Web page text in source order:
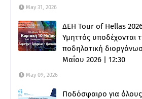
May 31, 2026
ΔΕΗ Tour of Hellas
Υμηττός υποδέχονται
ποδηλατική
Μαΐου 2026 | 12:30
May 09, 2026
Ποδόσφαιρο για